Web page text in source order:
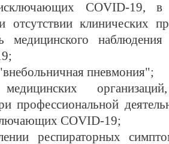
COVID-19, в
отсутствии клинических
медицинского
пневмония";
профессиональной
COVID-19;
респираторных